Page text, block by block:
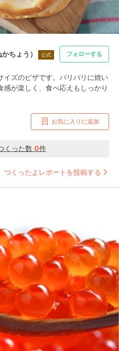
ちょう） 公式 フォローする
イズのピザです。パリパリに焼い
が楽しく、食べ応えもしっかり
お気に入りに追加
くった数 0件
つくったよレポートを投稿する